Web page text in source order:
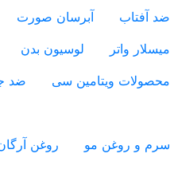
ضد آفتاب
آبرسان صورت
میسلار واتر
لوسیون بدن
محصولات ویتامین سی
ضد
سرم و روغن مو
روغن